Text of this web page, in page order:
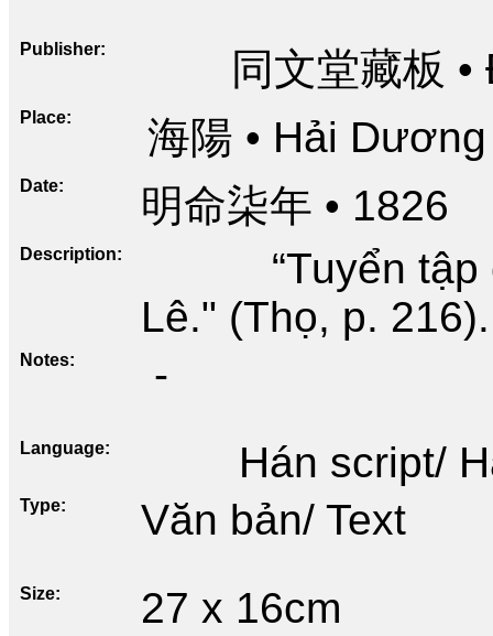
Publisher 同文堂藏板
Place 海陽 • Hải Dương
Date 明命柒年 • 1826
Description
“Tuyển
Lê." (Thọ, p. 216).
Notes -
Language Hán script/
Type Văn bản/ Text
Size 27 x 16cm